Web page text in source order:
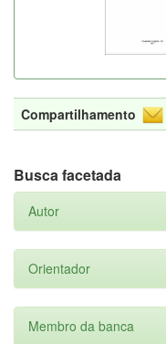
Compartilhamento
Busca facetada
Autor
Orientador
Membro da banca